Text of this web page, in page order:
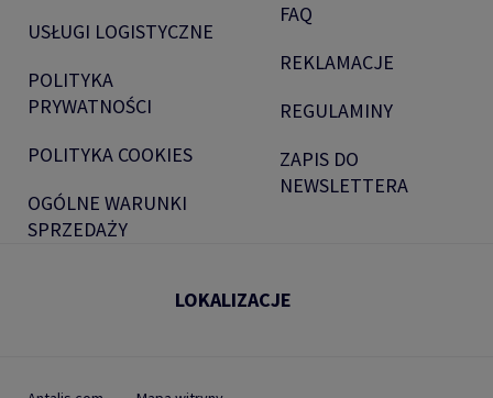
USŁUGI LOGISTYCZNE
POLITYKA
PRYWATNOŚCI
POLITYKA COOKIES
OGÓLNE WARUNKI
SPRZEDAŻY
FAQ
REKLAMACJE
REGULAMINY
ZAPIS DO
NEWSLETTERA
LOKALIZACJE